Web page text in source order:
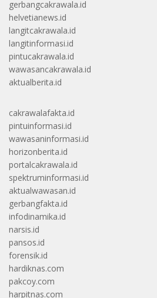
gerbangcakrawala.id
helvetianews.id
langitcakrawala.id
langitinformasi.id
pintucakrawala.id
wawasancakrawala.id
aktualberita.id
cakrawalafakta.id
pintuinformasi.id
wawasaninformasi.id
horizonberita.id
portalcakrawala.id
spektruminformasi.id
aktualwawasan.id
gerbangfakta.id
infodinamika.id
narsis.id
pansos.id
forensik.id
hardiknas.com
pakcoy.com
harpitnas.com